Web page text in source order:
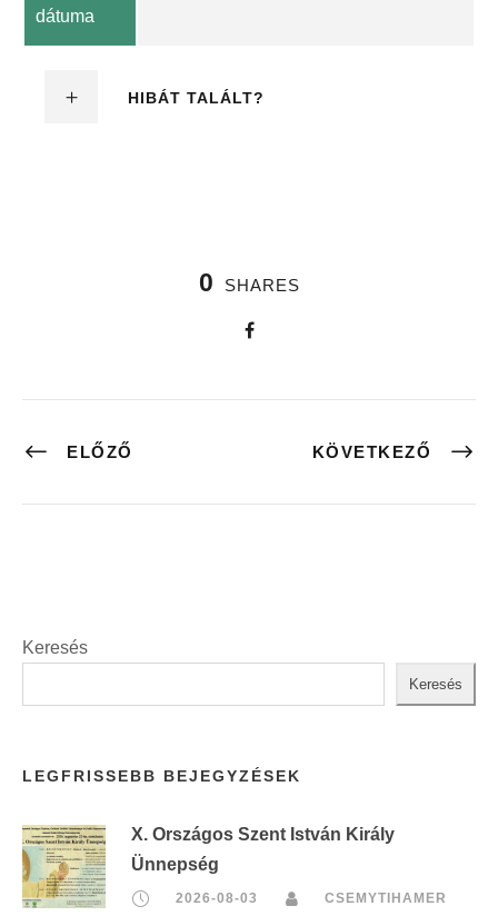
dátuma
HIBÁT TALÁLT?
0 SHARES
ELŐZŐ KÖVETKEZŐ
Keresés
Keresés
LEGFRISSEBB BEJEGYZÉSEK
X. Országos Szent István Király
Ünnepség
2026-08-03 CSEMYTIHAMER